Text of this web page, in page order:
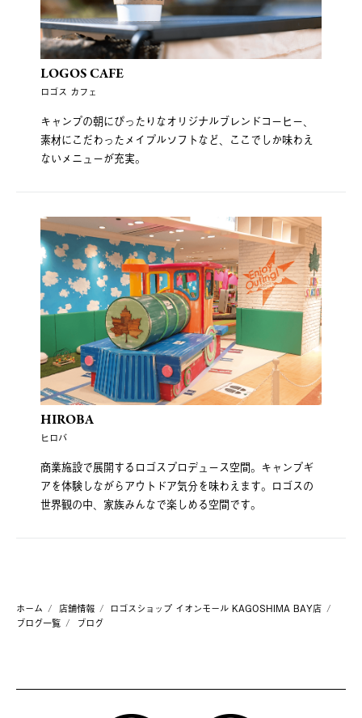
LOGOS CAFE
ロゴス カフェ
キャンプの朝にぴったりなオリジナルブレンドコーヒー、
素材にこだわったメイプルソフトなど、ここでしか味わえ
ないメニューが充実。
HIROBA
ヒロバ
商業施設で展開するロゴスプロデュース空間。キャンプギ
アを体験しながらアウトドア気分を味わえます。ロゴスの
世界観の中、家族みんなで楽しめる空間です。
ホーム 店舗情報
ロゴスショップ イオンモール KAGOSHIMA BAY店
ブログ一覧
ブログ